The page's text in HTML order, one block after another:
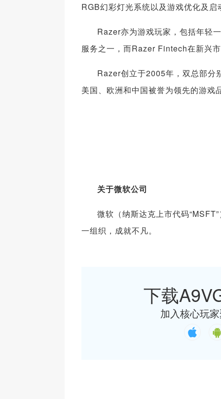
RGB幻彩灯光系统以及游戏优化及
Razer亦为游戏玩家，包括年轻
服务之一，而Razer Fintech在新兴
Razer创立于2005年，双总部分
美国、欧洲和中国被誉为领先的游
关于微软公司
微软（纳斯达克上市代码
一组织，成就不凡。
下载
加入核心玩